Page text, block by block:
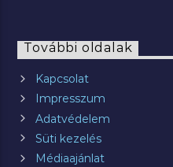
További oldalak
Kapcsolat
Impresszum
Adatvédelem
Süti kezelés
Médiaajánlat